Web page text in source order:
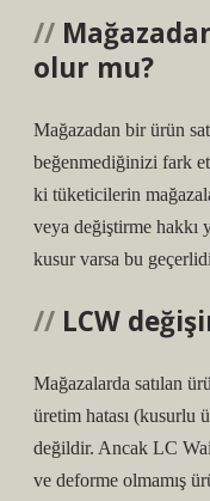
olur mu?
Mağazadan bir ürün
beğenmediğinizi fark
ki tüketicilerin
veya değiştirme hakkı
kusur varsa bu
LCW
Mağazalarda satılan
üretim hatası (kusurlu
değildir. Ancak LC
ve deforme olmamış